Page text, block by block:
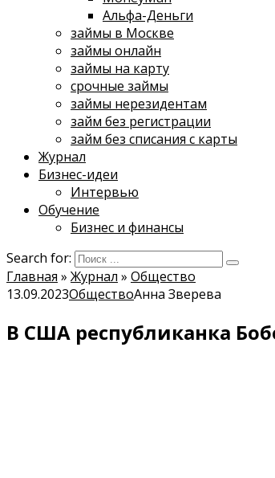
Альфа-Деньги
займы в Москве
займы онлайн
займы на карту
срочные займы
займы нерезидентам
займ без регистрации
займ без списания с карты
Журнал
Бизнес-идеи
Интервью
Обучение
Бизнес и финансы
Search for:
Главная » Журнал » Общество
13.09.2023ОбществоАнна Зверева
В США республиканка